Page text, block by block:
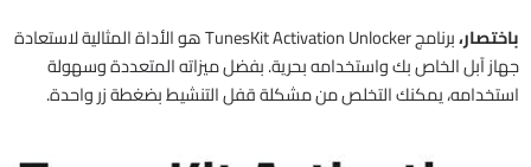
باختصار،
برنامج TunesKit Activation Unlocker هو الأداة المثالية لاستعادة
جهاز آبل الخاص بك واستخدامه بحرية. بفضل ميزاته المتعددة وسهولة
استخدامه، يمكنك التخلص من مشكلة قفل التنشيط بضغطة زر واحدة.